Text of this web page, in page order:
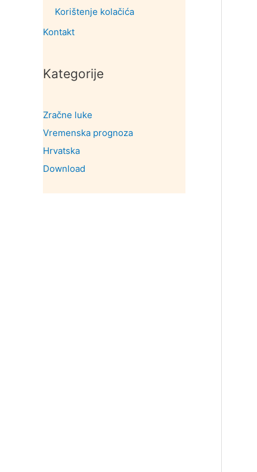
Korištenje kolačića
Kontakt
Kategorije
Zračne luke
Vremenska prognoza
Hrvatska
Download